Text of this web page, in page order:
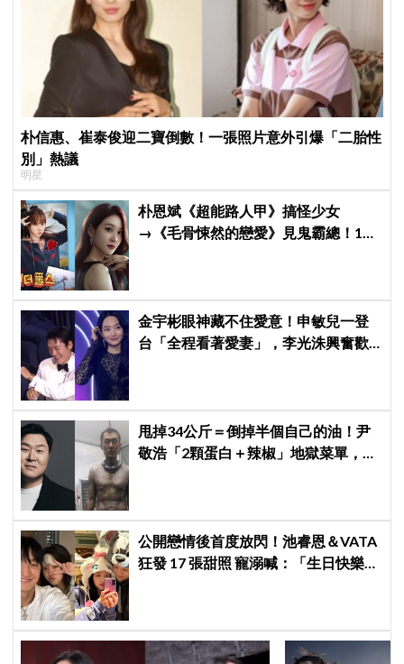
朴信惠、崔泰俊迎二寶倒數！一張照片意外引爆「二胎性
別」熱議
明星
朴恩斌《超能路人甲》搞怪少女
→《毛骨悚然的戀愛》見鬼霸總！180
金宇彬眼神藏不住愛意！申敏兒一登
台「全程看著愛妻」，李光洙興奮歡
甩掉34公斤＝倒掉半個自己的油！尹
敬浩「2顆蛋白＋辣椒」地獄菜單，你
公開戀情後首度放閃！池睿恩＆VATA
狂發 17 張甜照 寵溺喊：「生日快樂我